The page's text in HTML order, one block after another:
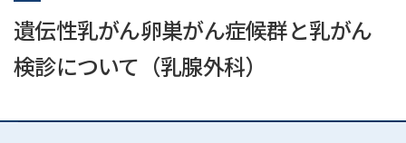
遺伝性乳がん卵巣がん症候群と乳がん
検診について（乳腺外科）